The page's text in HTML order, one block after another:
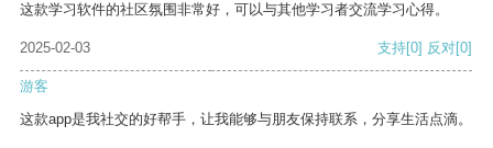
这款学习软件的社区氛围非常好，可以与其他学习者交流学习心得。
2025-02-03 支持[0] 反对[0]
游客
这款app是我社交的好帮手，让我能够与朋友保持联系，分享生活点滴。